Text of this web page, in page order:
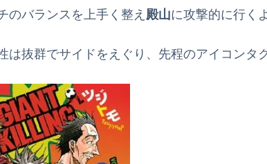
のバランスを上手く整え 殿山に攻撃的に行く
は抜群でサイドをえぐり、先程のアイコンタ